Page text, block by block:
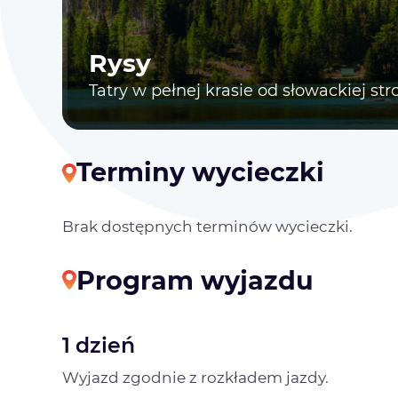
Rysy
Tatry w pełnej krasie od słowackiej
Terminy wycieczki
Brak dostępnych terminów wycieczki.
Program wyjazdu
1 dzień
Wyjazd zgodnie z rozkładem jazdy.